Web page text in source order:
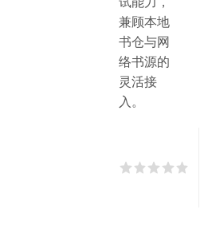
兼顾本地
书仓与网
络书源的
灵活接
入。